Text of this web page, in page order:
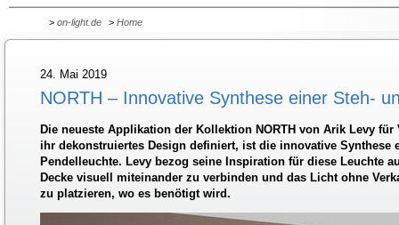
> on-light.de > Home
24. Mai 2019
NORTH – Innovative Synthese einer Steh-
Die neueste Applikation der Kollektion NORTH von Arik Levy
ihr dekonstruiertes Design definiert, ist die innovative Synthese
Pendelleuchte. Levy bezog seine Inspiration für diese Leuchte
Decke visuell miteinander zu verbinden und das Licht ohne
zu platzieren, wo es benötigt wird.